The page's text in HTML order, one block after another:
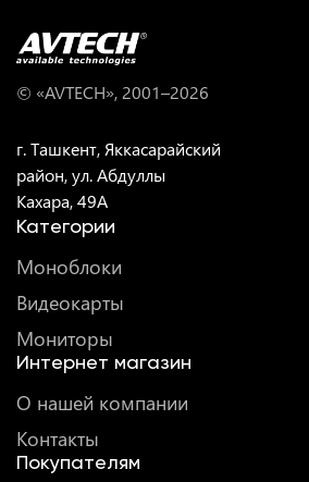
© «AVTECH», 2001–2026
г. Ташкент, Яккасарайский
район, ул. Абдуллы
Кахара, 49A
Категории
Моноблоки
Видеокарты
Мониторы
Интернет магазин
О нашей компании
Контакты
Покупателям